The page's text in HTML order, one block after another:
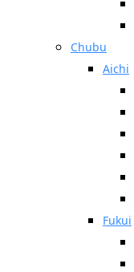
Chubu
Aichi
Fukui